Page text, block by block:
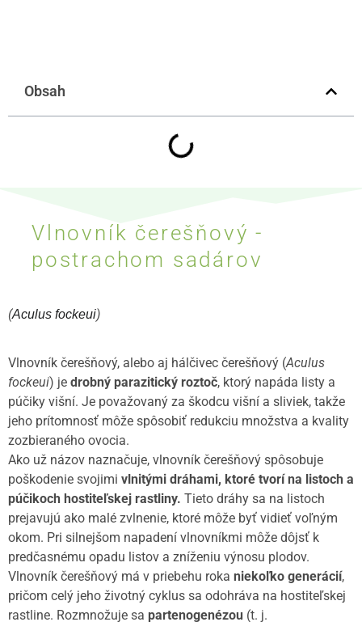
Obsah
Vlnovník čerešňový -
postrachom sadárov
(Aculus fockeui)
Vlnovník čerešňový, alebo aj hálčivec čerešňový (Aculus
fockeui) je drobný parazitický roztoč, ktorý napáda listy a
púčiky višní. Je považovaný za škodcu višní a sliviek, takže
jeho prítomnosť môže spôsobiť redukciu množstva a kvality
zozbieraného ovocia.
Ako už názov naznačuje, vlnovník čerešňový spôsobuje
poškodenie svojimi vlnitými dráhami, ktoré tvorí na listoch a
púčikoch hostiteľskej rastliny. Tieto dráhy sa na listoch
prejavujú ako malé zvlnenie, ktoré môže byť vidieť voľným
okom. Pri silnejšom napadení vlnovníkmi môže dôjsť k
predčasnému opadu listov a zníženiu výnosu plodov.
Vlnovník čerešňový má v priebehu roka niekoľko generácií,
pričom celý jeho životný cyklus sa odohráva na hostiteľskej
rastline. Rozmnožuje sa partenogenézou (t. j.